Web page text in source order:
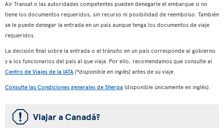
Air Transat o las autoridades competentes pueden denegarle el embarque si no
tiene los documentos requeridos, sin recurso ni posibilidad de reembolso. También
se le puede denegar la entrada en un país aunque tenga los documentos de viaje
requeridos.
La decisión final sobre la entrada o el tránsito en un país corresponde al gobierno
y a los funcionarios del país al que viaja. Por ello, recomendamos que consulte al
Centro de Viajes de la IATA (*disponible en inglés) antes de su viaje.
Consulte las Condiciones generales de Sherpa (disponible únicamente en inglés).
ü Viajar a Canadá?